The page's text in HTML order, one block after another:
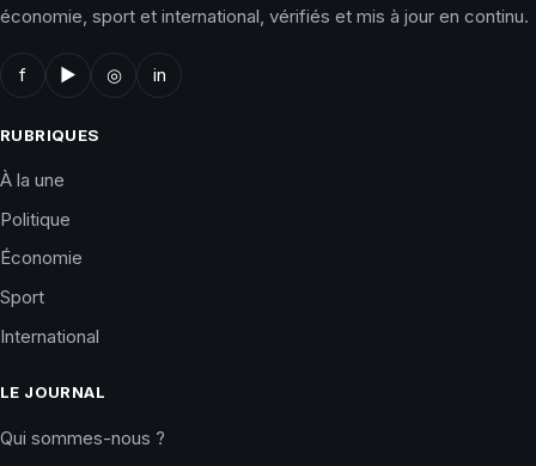
économie, sport et international, vérifiés et mis à jour en continu.
f ▶ ◎ in
RUBRIQUES
À la une
Politique
Économie
Sport
International
LE JOURNAL
Qui sommes-nous ?